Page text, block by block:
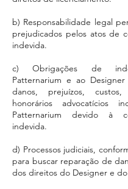
b) Responsabilidade legal
prejudicados pelos atos de
indevida.
c) Obrigações de
Patternarium e ao
danos, prejuízos,
honorários advocatícios
Patternarium devido à
indevida.
d) Processos judiciais,
para buscar reparação de
dos direitos do Designer e